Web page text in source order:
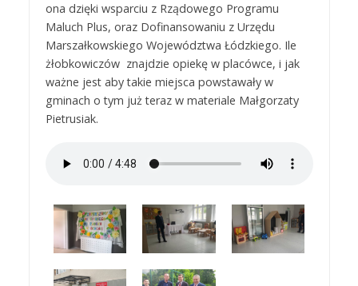
ona dzięki wsparciu z Rządowego Programu
Maluch Plus, oraz Dofinansowaniu z Urzędu
Marszałkowskiego Województwa Łódzkiego. Ile
żłobkowiczów znajdzie opiekę w placówce, i jak
ważne jest aby takie miejsca powstawały w
gminach o tym już teraz w materiale Małgorzaty
Pietrusiak.